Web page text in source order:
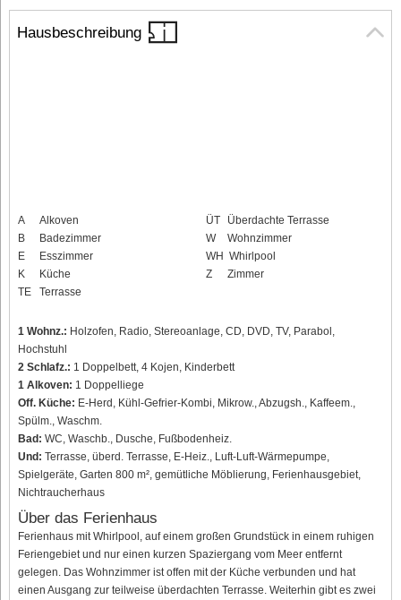
Hausbeschreibung
A
Alkoven
B
Badezimmer
E
Esszimmer
K
Küche
TE
Terrasse
ÜT
Überdachte Terrasse
W
Wohnzimmer
WH Whirlpool
Z
Zimmer
1 Wohnz.: Holzofen, Radio, Stereoanlage, CD, DVD, TV, Parabol,
Hochstuhl
2 Schlafz.: 1 Doppelbett, 4 Kojen, Kinderbett
1 Alkoven: 1 Doppelliege
Off. Küche: E-Herd, Kühl-Gefrier-Kombi, Mikrow., Abzugsh., Kaffeem.,
Spülm., Waschm.
Bad: WC, Waschb., Dusche, Fußbodenheiz.
Und: Terrasse, überd. Terrasse, E-Heiz., Luft-Luft-Wärmepumpe,
Spielgeräte, Garten 800 m², gemütliche Möblierung, Ferienhausgebiet,
Nichtraucherhaus
Über das Ferienhaus
Ferienhaus mit Whirlpool, auf einem großen Grundstück in einem ruhigen
Feriengebiet und nur einen kurzen Spaziergang vom Meer entfernt
gelegen. Das Wohnzimmer ist offen mit der Küche verbunden und hat
einen Ausgang zur teilweise überdachten Terrasse. Weiterhin gibt es zwei